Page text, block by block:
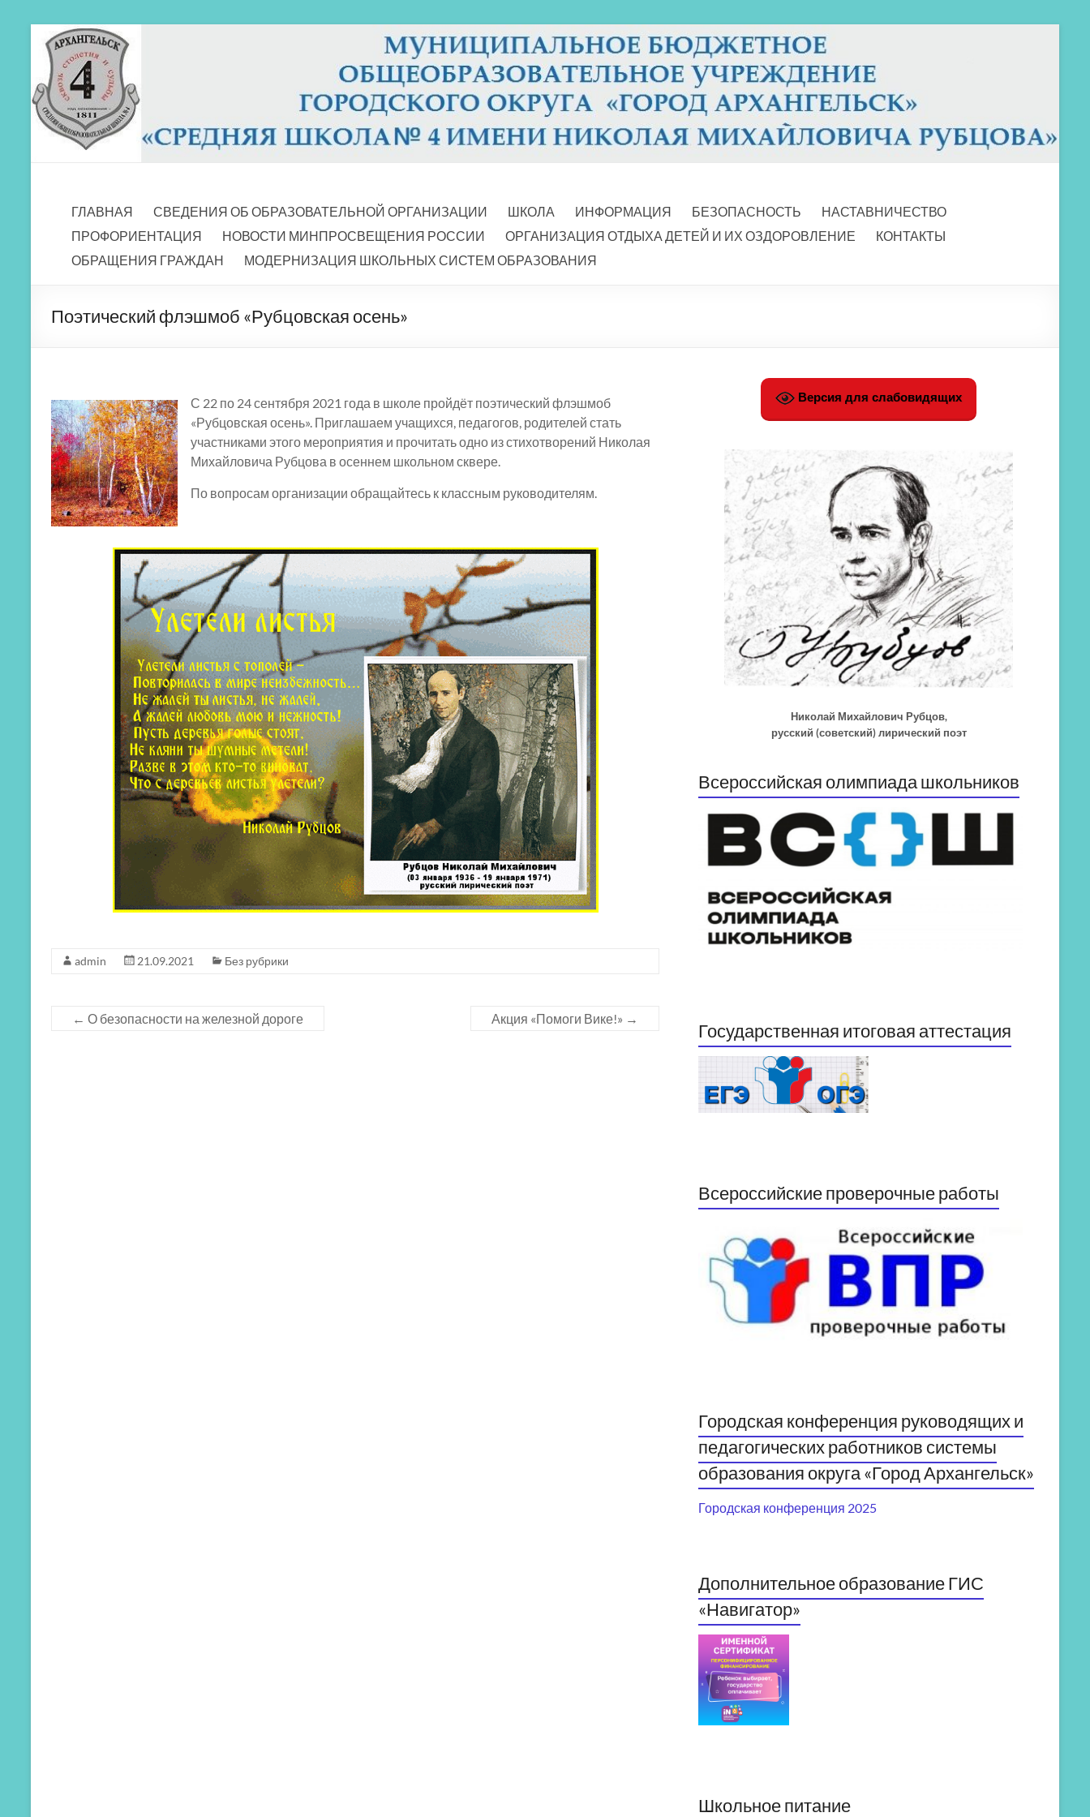
Перейти
содержимому
МБОУ СШ 4
ГЛАВНАЯ
СВЕДЕНИЯ ОБ ОБРАЗОВАТЕЛЬНОЙ ОРГАНИЗАЦИИ ШКОЛА ИНФОРМАЦИЯ БЕЗОПАСНОСТЬ
НАСТАВНИЧЕСТВО
ПРОФОРИЕНТАЦИЯ
НОВОСТИ МИНПРОСВЕЩЕНИЯ РОССИИ ОРГАНИЗАЦИЯ ОТДЫХА ДЕТЕЙ И ИХ ОЗДОРОВЛЕНИЕ
КОНТАКТЫ
ОБРАЩЕНИЯ ГРАЖДАН
МОДЕРНИЗАЦИЯ ШКОЛЬНЫХ СИСТЕМ ОБРАЗОВАНИЯ
Поэтический флэшмоб «Рубцовская осень»
С 22 по 24 сентября 2021 года в школе пройдёт поэтический флэшмоб
«Рубцовская осень». Приглашаем учащихся, педагогов, родителей стать
участниками этого мероприятия и прочитать одно из стихотворений Николая
Михайловича Рубцова в осеннем школьном сквере.
По вопросам организации обращайтесь к классным руководителям.
admin 21.09.2021 Без рубрики
← О безопасности на железной дороге Акция «Помоги Вике!» →
Версия для слабовидящих
Николай Михайлович Рубцов,
русский (советский) лирический поэт
Всероссийская олимпиада школьников
Государственная итоговая аттестация
Всероссийские проверочные работы
Городская конференция руководящих и
педагогических работников системы
образования округа «Город Архангельск»
Городская конференция 2025
Дополнительное образование ГИС
«Навигатор»
Школьное питание